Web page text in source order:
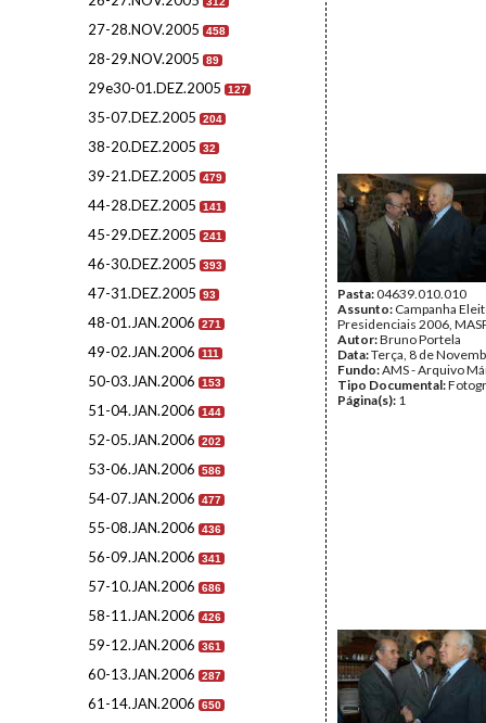
27-28.NOV.2005 458
28-29.NOV.2005 89
29e30-01.DEZ.2005 127
35-07.DEZ.2005 204
38-20.DEZ.2005 32
39-21.DEZ.2005 479
44-28.DEZ.2005 141
45-29.DEZ.2005 241
46-30.DEZ.2005 393
47-31.DEZ.2005 93
48-01.JAN.2006 271
49-02.JAN.2006 111
50-03.JAN.2006 153
51-04.JAN.2006 144
52-05.JAN.2006 202
53-06.JAN.2006 586
54-07.JAN.2006 477
55-08.JAN.2006 436
56-09.JAN.2006 341
57-10.JAN.2006 686
58-11.JAN.2006 426
59-12.JAN.2006 361
60-13.JAN.2006 287
61-14.JAN.2006 650
Pasta:04639.010.010
Assunto: Campanha
Presidenciais 2006,
Autor:Bruno Portela
Data:Terça, 8 de
Fundo:AMS - Arquivo
Tipo Documental:
Página(s): 1